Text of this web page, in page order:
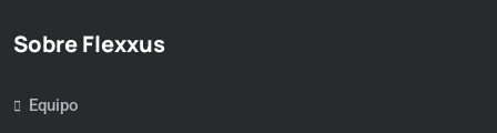
Sobre Flexxus
Equipo